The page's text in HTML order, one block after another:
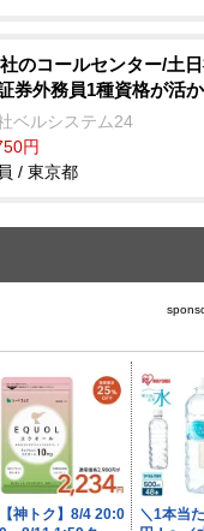
のコールセンター/土
券外務員1種資格が活
ベルシステム24
円
/ 東京都